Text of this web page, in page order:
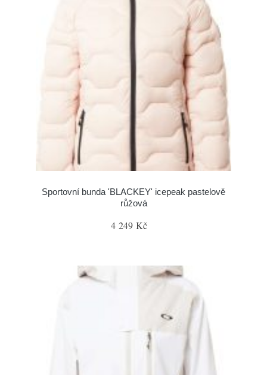
Sportovní bunda 'BLACKEY' icepeak pastelově
růžová
4 249 Kč